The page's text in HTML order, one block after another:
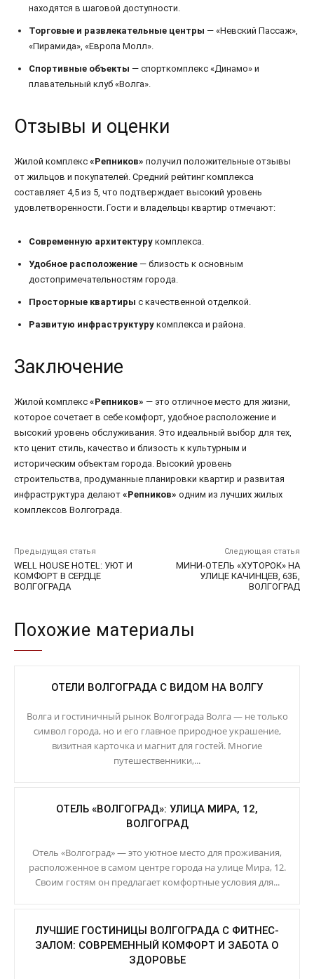
находятся в шаговой доступности.
Торговые и развлекательные центры — «Невский Пассаж»,
«Пирамида», «Европа Молл».
Спортивные объекты — спорткомплекс «Динамо» и
плавательный клуб «Волга».
Отзывы и оценки
Жилой комплекс «Репников» получил положительные отзывы
от жильцов и покупателей. Средний рейтинг комплекса
составляет 4,5 из 5, что подтверждает высокий уровень
удовлетворенности. Гости и владельцы квартир отмечают:
Современную архитектуру комплекса.
Удобное расположение — близость к основным
достопримечательностям города.
Просторные квартиры с качественной отделкой.
Развитую инфраструктуру комплекса и района.
Заключение
Жилой комплекс «Репников» — это отличное место для жизни,
которое сочетает в себе комфорт, удобное расположение и
высокий уровень обслуживания. Это идеальный выбор для тех,
кто ценит стиль, качество и близость к культурным и
историческим объектам города. Высокий уровень
строительства, продуманные планировки квартир и развитая
инфраструктура делают «Репников» одним из лучших жилых
комплексов Волгограда.
Предыдущая статья
WELL HOUSE HOTEL: УЮТ И
КОМФОРТ В СЕРДЦЕ
ВОЛГОГРАДА
Следующая статья
МИНИ-ОТЕЛЬ «ХУТОРОК» НА
УЛИЦЕ КАЧИНЦЕВ, 63Б,
ВОЛГОГРАД
Похожие материалы
ОТЕЛИ ВОЛГОГРАДА С ВИДОМ НА ВОЛГУ
Волга и гостиничный рынок Волгограда Волга — не только
символ города, но и его главное природное украшение,
визитная карточка и магнит для гостей. Многие
путешественники,...
ОТЕЛЬ «ВОЛГОГРАД»: УЛИЦА МИРА, 12,
ВОЛГОГРАД
Отель «Волгоград» — это уютное место для проживания,
расположенное в самом центре города на улице Мира, 12.
Своим гостям он предлагает комфортные условия для...
ЛУЧШИЕ ГОСТИНИЦЫ ВОЛГОГРАДА С ФИТНЕС-
ЗАЛОМ: СОВРЕМЕННЫЙ КОМФОРТ И ЗАБОТА О
ЗДОРОВЬЕ